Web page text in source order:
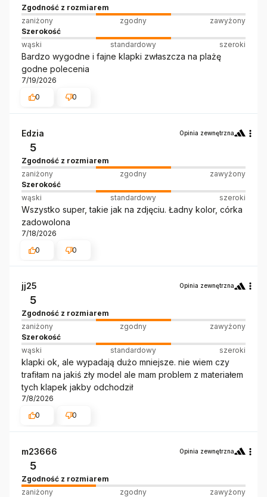
Zgodność z rozmiarem
zaniżony
zgodny
zawyżony
Szerokość
wąski
standardowy szeroki
Bardzo wygodne i fajne klapki zwłaszcza na plażę
godne polecenia
7/19/2026
0
0
Edzia Opinia zewnętrzna
5
Zgodność z rozmiarem
zaniżony
zgodny
zawyżony
Szerokość
wąski
standardowy szeroki
Wszystko super, takie jak na zdjęciu. Ładny kolor, córka
zadowolona
7/18/2026
0
0
jj25 Opinia zewnętrzna
5
Zgodność z rozmiarem
zaniżony
zgodny
zawyżony
Szerokość
wąski
standardowy szeroki
klapki ok, ale wypadają dużo mniejsze. nie wiem czy
trafiłam na jakiś zły model ale mam problem z materiałem
tych klapek jakby odchodził
7/8/2026
0
0
m23666 Opinia zewnętrzna
5
Zgodność z rozmiarem
zaniżony
zgodny
zawyżony